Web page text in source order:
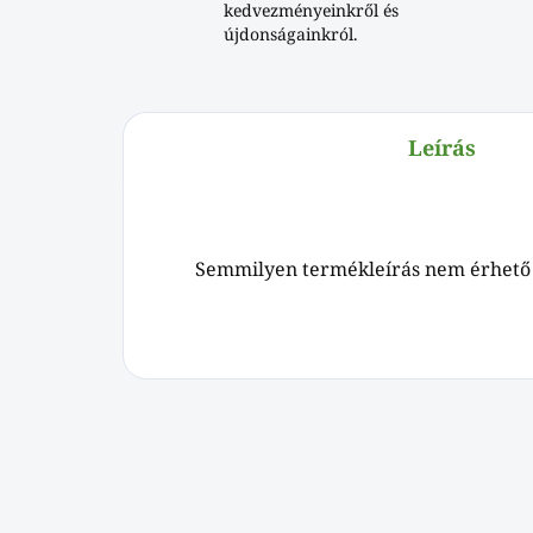
kedvezményeinkről és
újdonságainkról.
Leírás
Semmilyen termékleírás nem